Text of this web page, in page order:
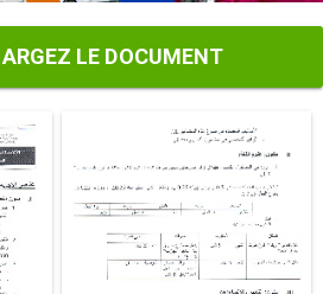
LE DOCUMENT